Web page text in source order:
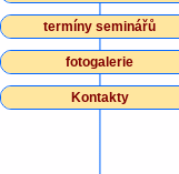
termíny seminářů
fotogalerie
Kontakty